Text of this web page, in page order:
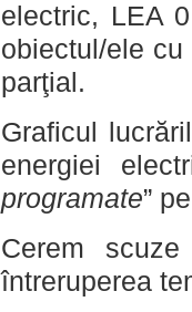
electric, LEA
obiectul/ele
parţial.
Graficul
energiei
programate”
Cerem
întreruperea